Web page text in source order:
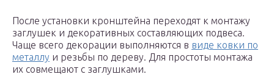
После установки кронштейна переходят к монтажу
заглушек и декоративных составляющих подвеса.
Чаще всего декорации выполняются в виде ковки по
металлу и резьбы по дереву. Для простоты монтажа
их совмещают с заглушками.